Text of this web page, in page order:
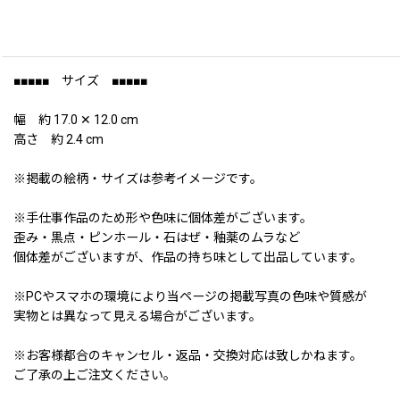
■■■■■ サイズ ■■■■■
幅 約 17.0 ✕ 12.0 cm
高さ 約 2.4 cm
※掲載の絵柄・サイズは参考イメージです。
※手仕事作品のため形や色味に個体差がございます。
歪み・黒点・ピンホール・石はぜ・釉薬のムラなど
個体差がございますが、作品の持ち味として出品しています。
※PCやスマホの環境により当ページの掲載写真の色味や質感が
実物とは異なって見える場合がございます。
※お客様都合のキャンセル・返品・交換対応は致しかねます。
ご了承の上ご注文ください。